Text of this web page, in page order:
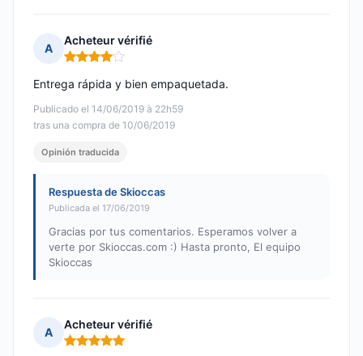
A
Acheteur vérifié
Nota: 4 de 5
Publicado el 14/06/2019 à 22h59
tras una compra de 10/06/2019
Entrega rápida y bien empaquetada.
Opinión traducida
Respuesta de Skioccas
Publicada el 17/06/2019
Gracias por tus comentarios. Esperamos volver a
verte por Skioccas.com :) Hasta pronto, El equipo
Skioccas
A
Acheteur vérifié
Nota: 5 de 5